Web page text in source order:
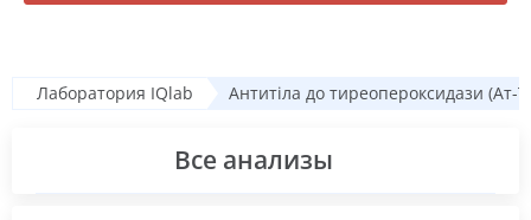
Лаборатория IQlab Антитіла до тиреопероксидази
Все анализы